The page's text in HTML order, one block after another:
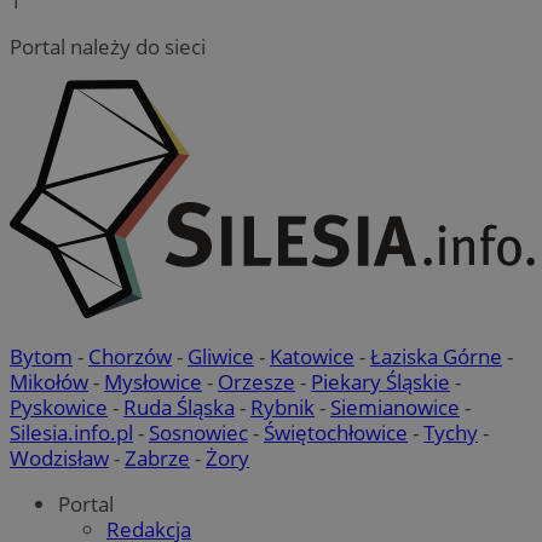
Portal należy do sieci
Bytom - Chorzów- Gliwice - Katowice -Łaziska Górne -
Mikołów- Mysłowice - Orzesze - Piekary Śląskie -
Pyskowice - Ruda Śląska - Rybnik- Siemianowice -
Silesia.info.pl - Sosnowiec- Świętochłowice -Tychy-
Wodzisław-Zabrze -Żory
Portal
Redakcja
__Secure-ROLLOUT_TOKEN